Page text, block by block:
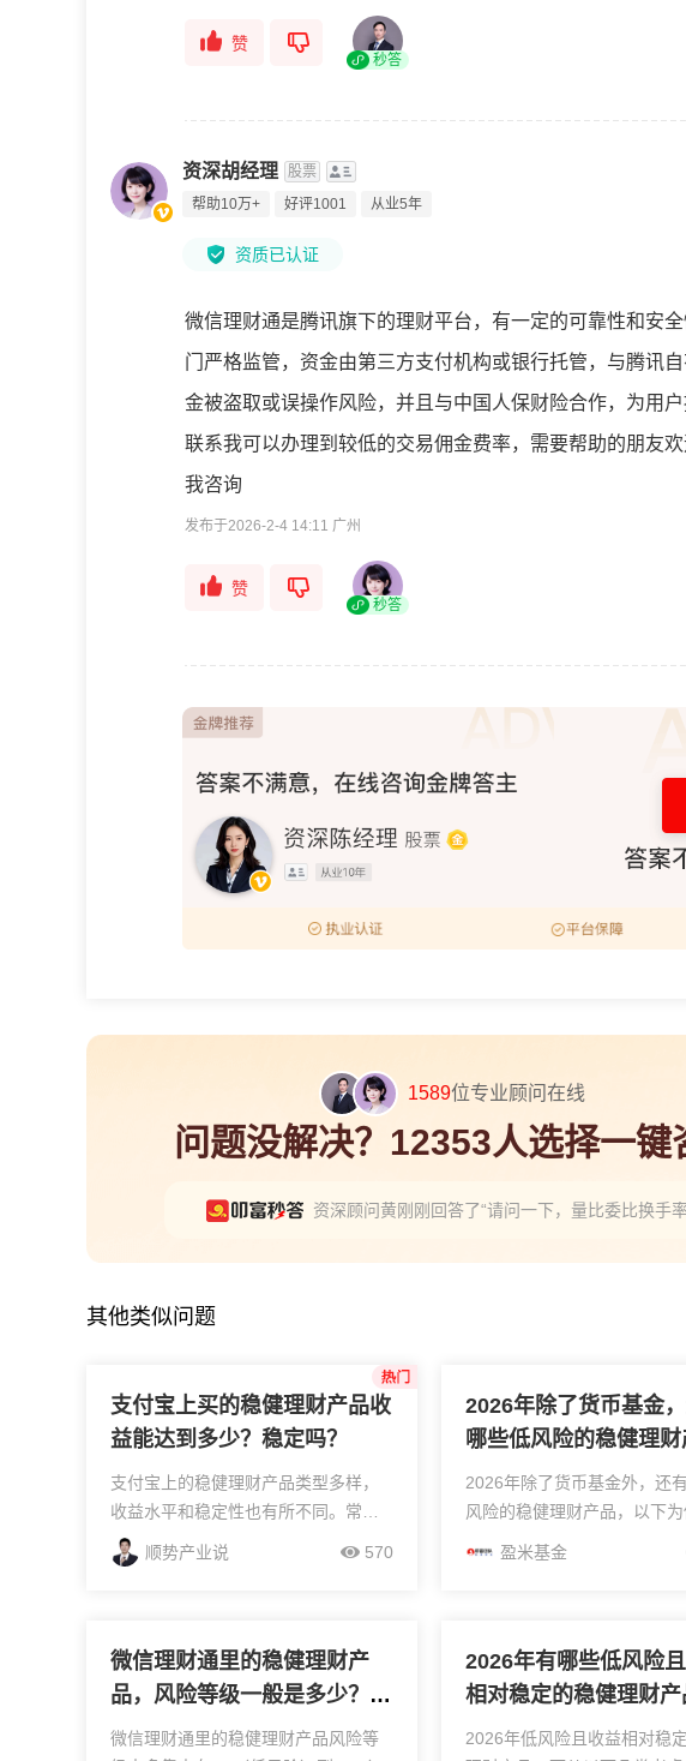
赞
秒答
资深胡经理 股票
帮助10万+
好评1001 从业5年
资质已认证
微信理财通是腾讯旗下的理财平台，有一定的可靠性和安
门严格监管，资金由第三方支付机构或银行托管，与腾讯
金被盗取或误操作风险，并且与中国人保财险合作，为用
联系我可以办理到较低的交易佣金费率，需要帮助的朋友
我咨询
发布于2026-2-4 14:11 广州
赞
秒答
1589位专业顾问在线
问题没解决？12353人选择一键
资深顾问黄刚刚回答了“请问一下，量比委比换手
其他类似问题
支付宝上买的稳健理财产品收
益能达到多少？稳定吗？
支付宝上的稳健理财产品类型多样，
收益水平和稳定性也有所不同。常见
的稳健理财产品包括货币基金、银行
定期存款、债券基金等。货币基金主
顺势产业说 570
2026年除了货币基金
哪些低风险的稳健理财
荐？
2026年除了货币基金外，还
风险的稳健理财产品，以下为
介绍：银行相关产品-银行大
盈米基金
微信理财通里的稳健理财产
品，风险等级一般是多少？适
合保守型投资者吗？
微信理财通里的稳健理财产品风险等
2026年有哪些低风险
相对稳定的稳健理财产
考虑？
2026年低风险且收益相对稳